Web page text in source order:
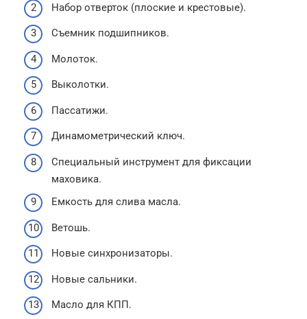
Набор отверток (плоские и крестовые).
Съемник подшипников.
Молоток.
Выколотки.
Пассатижи.
Динамометрический ключ.
Специальный инструмент для фиксации
маховика.
Емкость для слива масла.
Ветошь.
Новые синхронизаторы.
Новые сальники.
Масло для КПП.